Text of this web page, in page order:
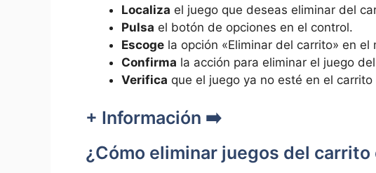
Localiza el juego que deseas‍ eliminar del
Pulsa ⁣el botón de opciones en el control.
Escoge la opción «Eliminar del ‍carrito» en el
Confirma la acción ‍para ⁢eliminar el juego
Verifica que el juego⁢ ya no⁢ esté en ‌el
+ Información ➡️
¿Cómo eliminar juegos del ​carrito